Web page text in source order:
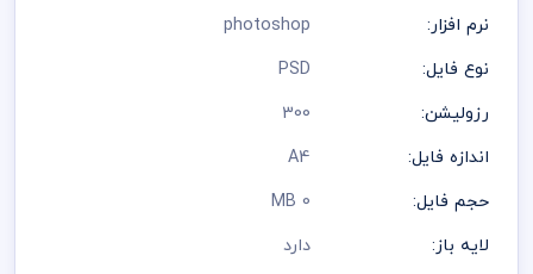
نرم افزار:
photoshop
نوع فایل:
PSD
رزولیشن:
300
اندازه فایل:
A4
حجم فایل:
0 MB
لایه باز:
دارد